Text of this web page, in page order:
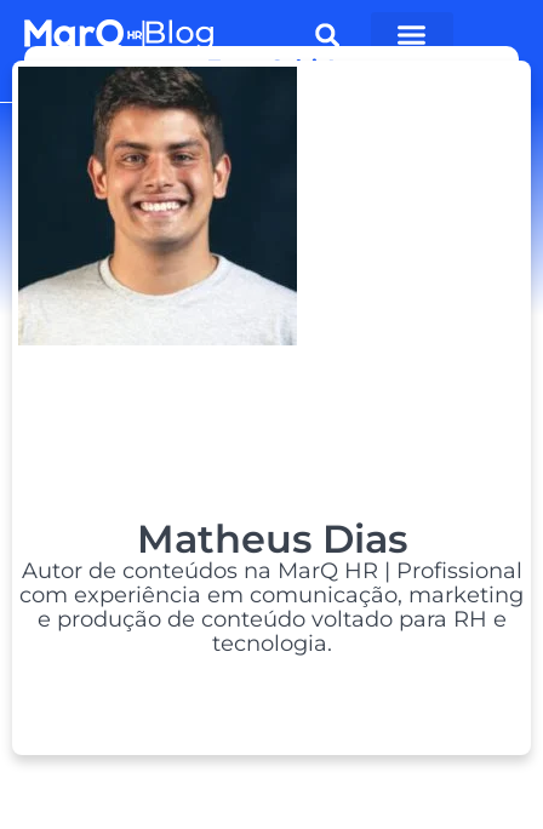
Teste Grátis!
Matheus Dias
Autor de conteúdos na MarQ HR | Profissional
com experiência em comunicação, marketing
e produção de conteúdo voltado para RH e
tecnologia.